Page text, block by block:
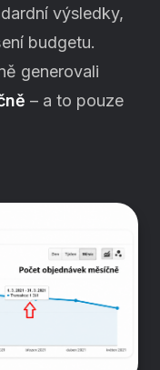
výsledky,
budgetu.
generovali
– a to pouze